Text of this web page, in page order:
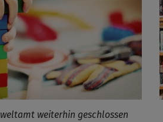
weiterhin geschlossen
Infos schließen